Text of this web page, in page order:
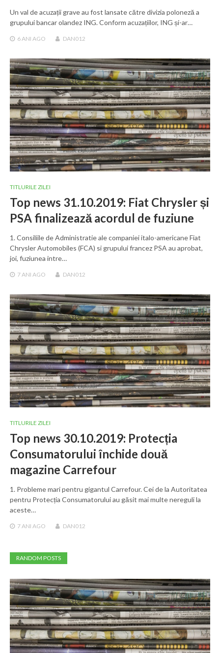
Un val de acuzații grave au fost lansate către divizia poloneză a
grupului bancar olandez ING. Conform acuzațiilor, ING și-ar…
6 ANI AGO DAN012
TITLURILE ZILEI
Top news 31.10.2019: Fiat Chrysler și
PSA finalizează acordul de fuziune
1. Consiliile de Administratie ale companiei italo-americane Fiat
Chrysler Automobiles (FCA) si grupului francez PSA au aprobat,
joi, fuziunea intre…
7 ANI AGO DAN012
TITLURILE ZILEI
Top news 30.10.2019: Protecția
Consumatorului închide două
magazine Carrefour
1. Probleme mari pentru gigantul Carrefour. Cei de la Autoritatea
pentru Protecția Consumatorului au găsit mai multe nereguli la
aceste…
7 ANI AGO DAN012
RANDOM POSTS